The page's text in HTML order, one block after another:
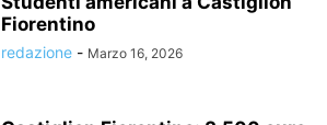
Fiorentino
redazione - Marzo 16, 2026